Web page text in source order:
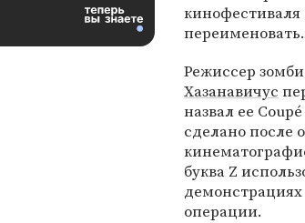
Режиссер
Хазанавичус
назвал ее
сделано после
буква Z
операции.